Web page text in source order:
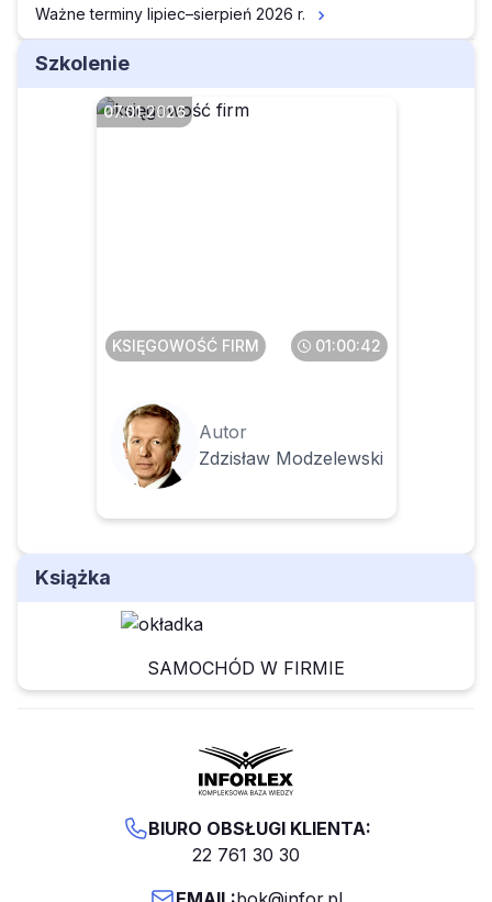
Ważne terminy lipiec–sierpień 2026 r.
Szkolenie
07.01.2026
KSIĘGOWOŚĆ FIRM 01:00:42
Autor
Zdzisław Modzelewski
Książka
SAMOCHÓD W FIRMIE
BIURO OBSŁUGI KLIENTA:
22 761 30 30